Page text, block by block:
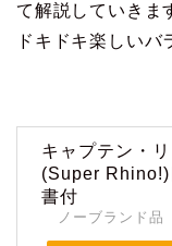
て解説していきま
ドキドキ楽しいバ
キャプテン・
(Super Rhino!)
書付
ノーブランド品